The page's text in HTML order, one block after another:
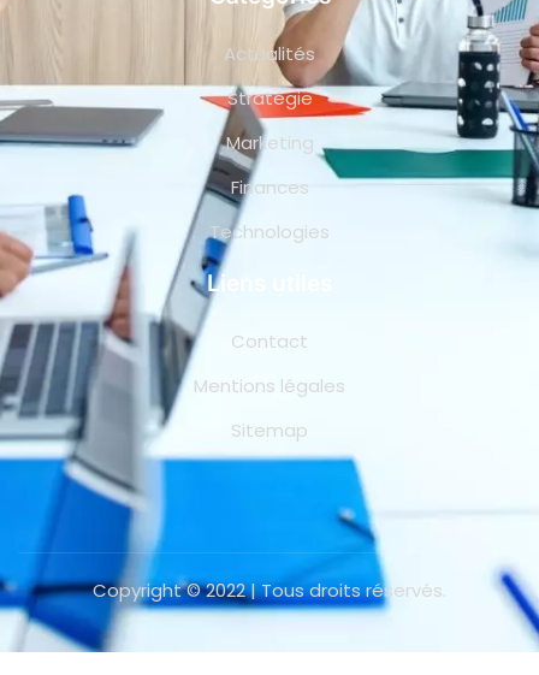
Actualités
Stratégie
Marketing
Finances
Technologies
Liens utiles
Contact
Mentions légales
Sitemap
Copyright © 2022 | Tous droits réservés.